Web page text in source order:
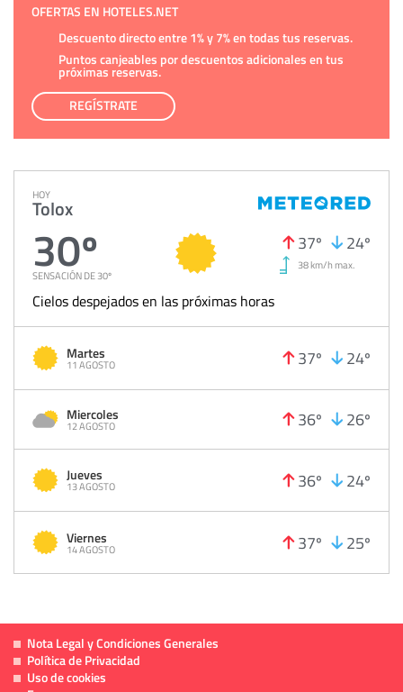
OFERTAS EN HOTELES.NET
Descuento directo entre 1% y 7% en todas tus reservas.
Puntos canjeables por descuentos adicionales en tus
próximas reservas.
REGÍSTRATE
HOY
Tolox
30º
SENSACIÓN DE 30º
37º 24º
38 km/h max.
Cielos despejados en las próximas horas
Martes
11 AGOSTO 37º 24º
Miercoles
12 AGOSTO 36º 26º
Jueves
13 AGOSTO 36º 24º
Viernes
14 AGOSTO 37º 25º
Nota Legal y Condiciones Generales
Política de Privacidad
Uso de cookies